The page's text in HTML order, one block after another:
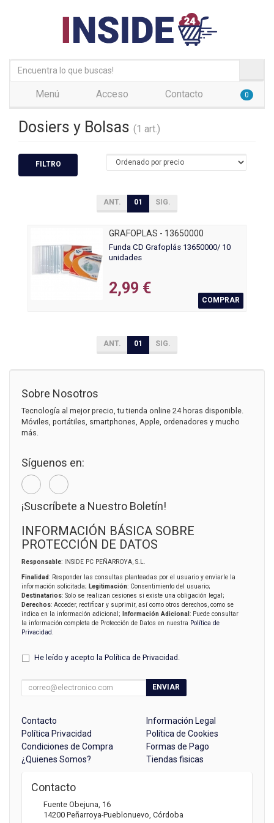
Menú Acceso Contacto 0
Dosiers y Bolsas (1 art.)
FILTRO
ANT. 01 SIG.
GRAFOPLAS - 13650000
Funda CD Grafoplás 13650000/ 10
unidades
2,99 €
COMPRAR
ANT. 01 SIG.
Sobre Nosotros
Tecnología al mejor precio, tu tienda online 24 horas disponible.
Móviles, portátiles, smartphones, Apple, ordenadores y mucho
más.
Síguenos en:
¡Suscríbete a Nuestro Boletín!
INFORMACIÓN BÁSICA SOBRE
PROTECCIÓN DE DATOS
Responsable: INSIDE PC PEÑARROYA, S.L.
Finalidad: Responder las consultas planteadas por el usuario y enviarle la
información solicitada; Legitimación: Consentimiento del usuario;
Destinatarios: Solo se realizan cesiones si existe una obligación legal;
Derechos: Acceder, rectificar y suprimir, así como otros derechos, como se
indica en la información adicional;
Información Adicional : Puede consultar
la información completa de Protección de Datos en nuestra Política de
Privacidad
He leído y acepto la Política de Privacidad .
ENVIAR
Contacto
Información Legal
Política Privacidad
Política de Cookies
Condiciones de Compra
Formas de Pago
¿Quienes Somos?
Tiendas fisicas
Contacto
Fuente Obejuna, 16
14200 Peñarroya-Pueblonuevo, Córdoba